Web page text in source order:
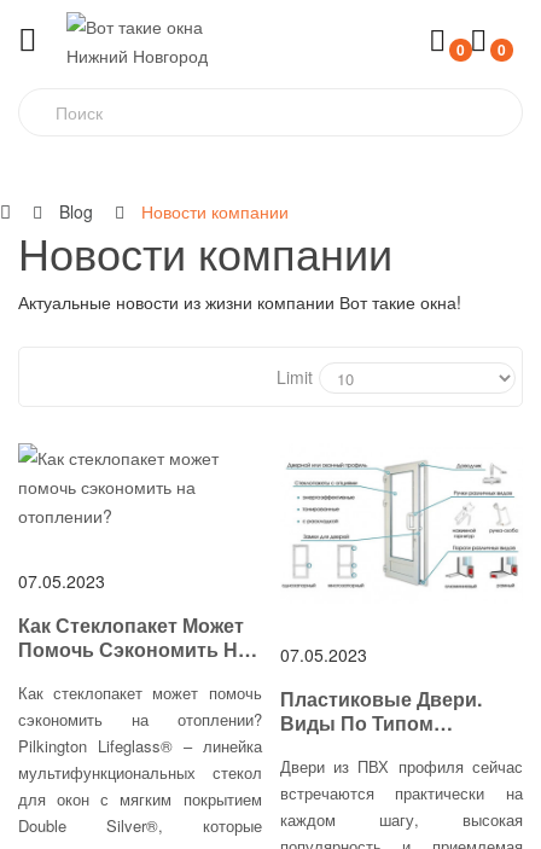
0 0
Blog Новости компании
Новости компании
Актуальные новости из жизни компании Вот такие окна!
Limit
07.05.2023
Как Стеклопакет Может
Помочь Сэкономить На
Как стеклопакет может помочь
сэкономить на отоплении?
Pilkington Lifeglass® – линейка
мультифункциональных стекол
для окон с мягким покрытием
Double Silver®, которые
07.05.2023
Пластиковые Двери.
Виды По Типом
Двери из ПВХ профиля сейчас
встречаются практически на
каждом шагу, высокая